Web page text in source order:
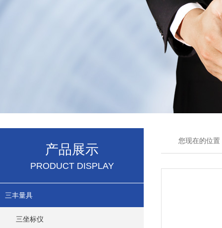
产品展示
PRODUCT DISPLAY
三丰量具
三坐标仪
您现在的位置